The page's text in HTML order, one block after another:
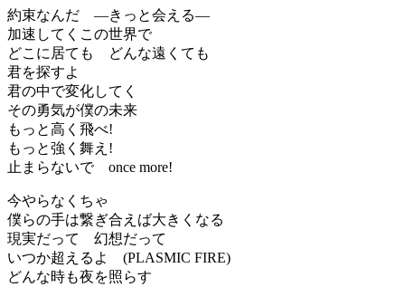
約束なんだ ―きっと会える―
加速してくこの世界で
どこに居ても どんな遠くても
君を探すよ
君の中で変化してく
その勇気が僕の未来
もっと高く飛べ!
もっと強く舞え!
止まらないで once more!
今やらなくちゃ
僕らの手は繋ぎ合えば大きくなる
現実だって 幻想だって
いつか超えるよ (PLASMIC FIRE)
どんな時も夜を照らす